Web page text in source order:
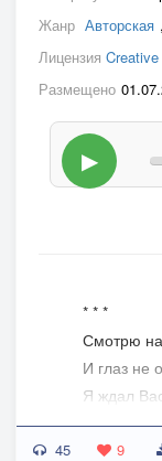
Жанр Авторская ,
Лицензия
Размещено
▶
* * *
Смотрю
И глаз не
Я ждал
Теперь
45 9